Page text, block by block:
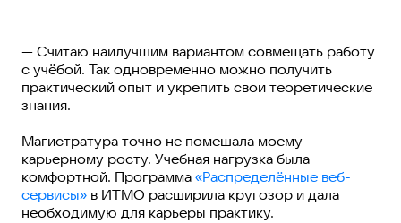
— Считаю наилучшим вариантом совмещать работу
с учёбой. Так одновременно можно получить
практический опыт и укрепить свои теоретические
знания.
Магистратура точно не помешала моему
карьерному росту. Учебная нагрузка была
комфортной. Программа «Распределённые веб-
сервисы» в ИТМО расширила кругозор и дала
необходимую для карьеры практику.